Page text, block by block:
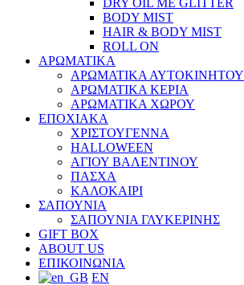
DRY OIL ΜΕ GLITTER
BODY MIST
HAIR & BODY MIST
ROLL ON
ΑΡΩΜΑΤΙΚΑ
ΑΡΩΜΑΤΙΚΑ ΑΥΤΟΚΙΝΗΤΟΥ
ΑΡΩΜΑΤΙΚΑ ΚΕΡΙΑ
ΑΡΩΜΑΤΙΚΑ ΧΩΡΟΥ
ΕΠΟΧΙΑΚΑ
ΧΡΙΣΤΟΥΓΕΝΝΑ
HALLOWEEN
ΑΓΙΟΥ ΒΑΛΕΝΤΙΝΟΥ
ΠΑΣΧΑ
ΚΑΛΟΚΑΙΡΙ
ΣΑΠΟΥΝΙΑ
ΣΑΠΟΥΝΙΑ ΓΛΥΚΕΡΙΝΗΣ
GIFT BOX
ABOUT US
ΕΠΙΚΟΙΝΩΝΙΑ
EN